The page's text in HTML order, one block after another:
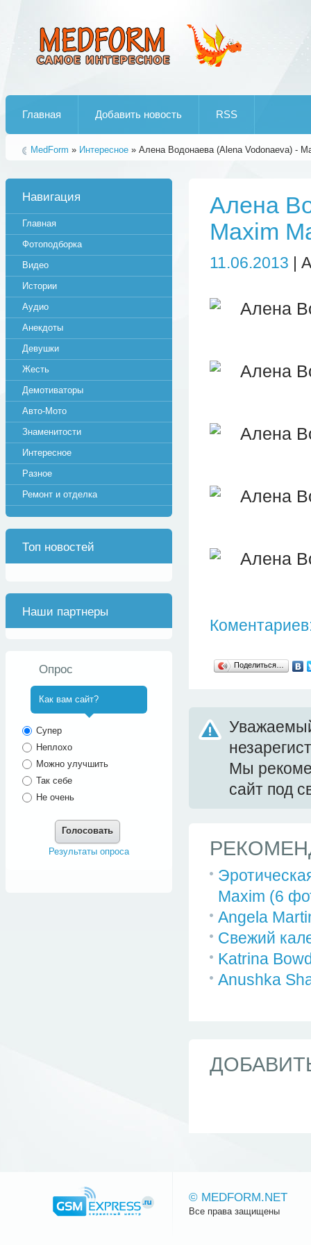
Главная Добавить новость RSS
MedForm » Интересное » Алена Водонаева (Alena Vodonaeva) -
Алена
Maxim
11.06.2013 |
Поделиться…
Мы
сайт под
Maxim (6
Angela
Свежий
Katrina
Anushka
Навигация
Главная
Фотоподборка
Видео
Истории
Аудио
Анекдоты
Девушки
Жесть
Демотиваторы
Авто-Мото
Знаменитости
Интересное
Разное
Ремонт и отделка
Топ новостей
Наши партнеры
Опрос
Как вам сайт?
Супер
Неплохо
Можно улучшить
Так себе
Не очень
Голосовать
Результаты опроса
© MEDFORM.NET
Все права защищены